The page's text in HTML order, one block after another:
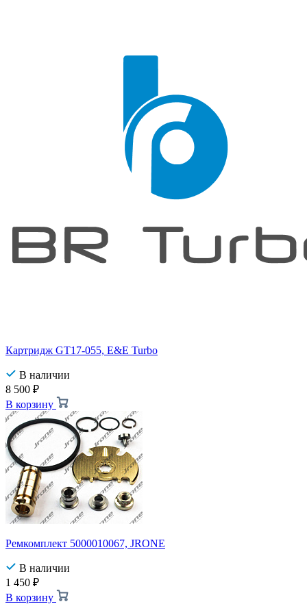
Картридж GT17-055, E&E Turbo
В наличии
8 500 ₽
В корзину
Ремкомплект 5000010067, JRONE
В наличии
1 450 ₽
В корзину